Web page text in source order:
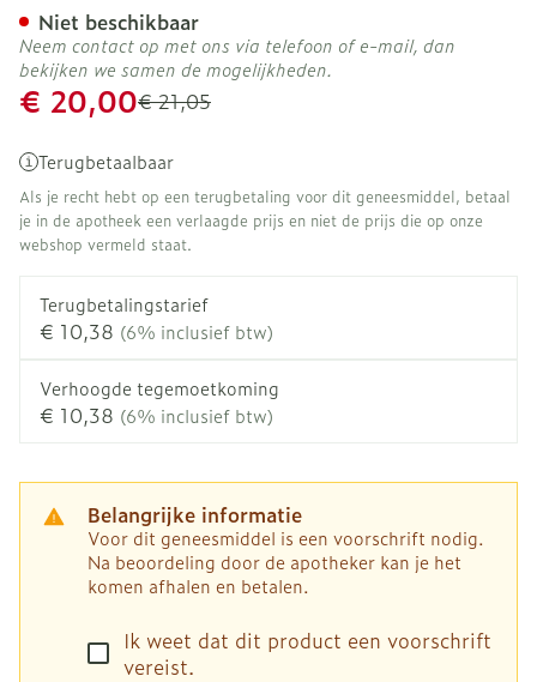
Adviesprijs
€ 21,05
Promotie prijs
€ 20,00
Terugbetaalbaar
Als je recht hebt op een terugbetaling voor dit geneesmiddel, betaal
je in de apotheek een verlaagde prijs en niet de prijs die op onze
webshop vermeld staat.
Terugbetalingstarief
€ 10,38 (6% inclusief btw)
Verhoogde tegemoetkoming
€ 10,38 (6% inclusief btw)
Belangrijke informatie
Voor dit geneesmiddel is een voorschrift nodig.
Na beoordeling door de apotheker kan je het
komen afhalen en betalen.
Ik weet dat dit product een voorschrift
vereist.
Niet beschikbaar
Neem contact op met ons via telefoon of e-mail, dan
bekijken we samen de mogelijkheden.